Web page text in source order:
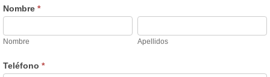
Formulario
Aval
Badajoz
Nombre *
Nombre
Nombre
Apellidos
Apellidos
Teléfono *